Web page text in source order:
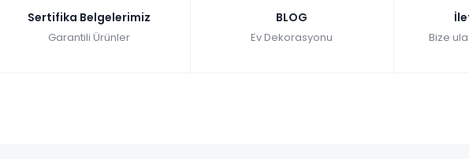
Sertifika Belgelerimiz
Garantili Ürünler
BLOG
Ev Dekorasyonu Bize